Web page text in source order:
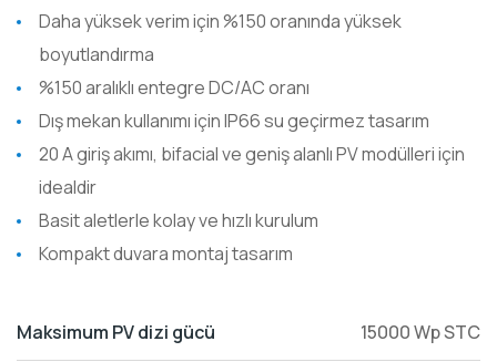
Daha yüksek verim için %150 oranında yüksek
boyutlandırma
%150 aralıklı entegre DC/AC oranı
Dış mekan kullanımı için IP66 su geçirmez tasarım
20 A giriş akımı, bifacial ve geniş alanlı PV modülleri için
idealdir
Basit aletlerle kolay ve hızlı kurulum
Kompakt duvara montaj tasarım
Maksimum PV dizi gücü 15000 Wp STC